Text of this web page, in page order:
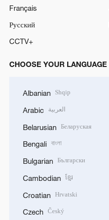
Français
Русский
CCTV+
CHOOSE YOUR LANGUAGE
Albanian Shqip
Arabic العربية
Belarusian Беларуская
Bengali বাংলা
Bulgarian Български
Cambodian ខ្មែរ
Croatian Hrvatski
Czech Český